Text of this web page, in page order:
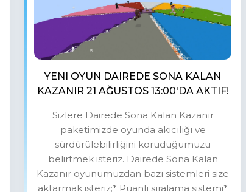
YENI OYUN DAIREDE SONA KALAN
KAZANIR 21 AĞUSTOS 13:00'DA AKTIF!
Sizlere Dairede Sona Kalan Kazanır
paketimizde oyunda akıcılığı ve
sürdürülebilirliğini koruduğumuzu
belirtmek isteriz. Dairede Sona Kalan
Kazanır oyunumuzdan bazı sistemleri size
aktarmak isteriz;* Puanlı sıralama sistemi*